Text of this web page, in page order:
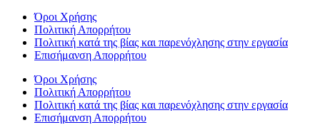
Όροι Χρήσης
Πολιτική Απορρήτου
Πολιτική κατά της βίας και παρενόχλησης στην εργασία
Επισήμανση Απορρήτου
Όροι Χρήσης
Πολιτική Απορρήτου
Πολιτική κατά της βίας και παρενόχλησης στην εργασία
Επισήμανση Απορρήτου